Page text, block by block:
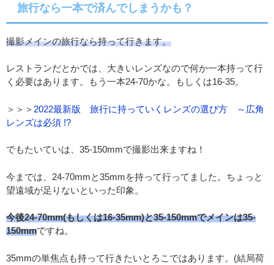
旅行なら一本で済んでしまうかも？
撮影メインの旅行なら持って行きます。
レストランだとかでは、大きいレンズなので何か一本持って行
く必要はあります。もう一本24-70かな。もしくは16-35。
＞＞＞ 2022最新版 旅行に持っていくレンズの選び方 ～広角
レンズは必須 !?
でもたいていは、35-150mmで撮影出来ますね！
今までは、24-70mmと35mmを持って行ってました。ちょっと
望遠域が足りないといった印象。
今後24-70mm(もしくは16-35mm)と35-150mmでメインは35-
150mmですね。
35mmの単焦点も持って行きたいとろこではあります。(結局荷